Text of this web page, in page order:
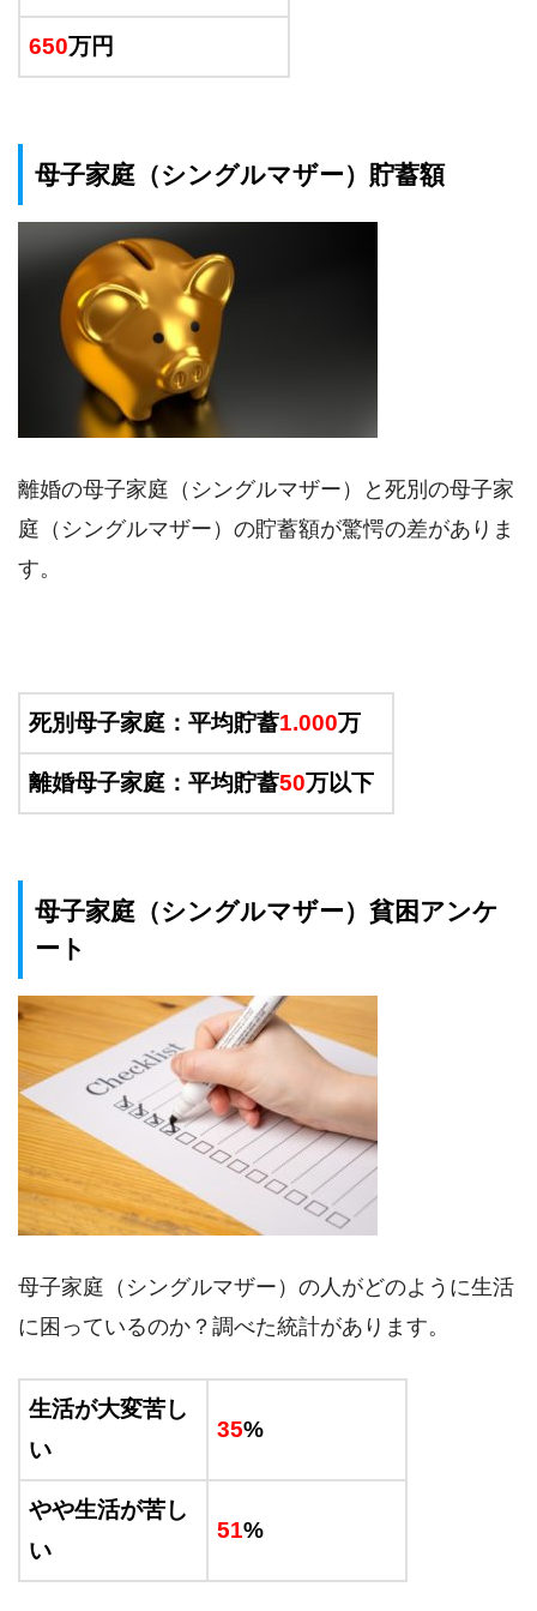
650万円
母子家庭（シングルマザー）貯蓄額
離婚の母子家庭（シングルマザー）と死別の母子家
庭（シングルマザー）の貯蓄額が驚愕の差がありま
す。
死別母子家庭：平均貯蓄1.000万
離婚母子家庭：平均貯蓄50万以下
母子家庭（シングルマザー）貧困アンケ
ート
母子家庭（シングルマザー）の人がどのように生活
に困っているのか？調べた統計があります。
生活が大変苦し
い
35%
やや生活が苦し
い
51%